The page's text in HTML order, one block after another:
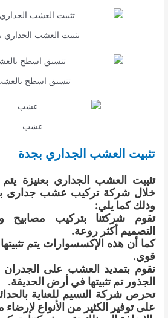
تثبيت العشب الجداري
تنسيق اسطح
عشب
تثبيت العشب الجداري بجدة
تثبيت العشب الجداري بعنيزة يتم
خلال شركة تركيب عشب جدارى
وذلك كما يلي:
تقوم شركتنا بتركيب مصابيح
التصميم أكثر روعة.
كما أن هذه الإكسسوارات يتم
قوي.
نقوم بتمديد العشب على
الجذور تم تثبيتها في أرض الحديقة.
تحرص شركة النسيم للعناية
على توفير الكثير من الأنواع